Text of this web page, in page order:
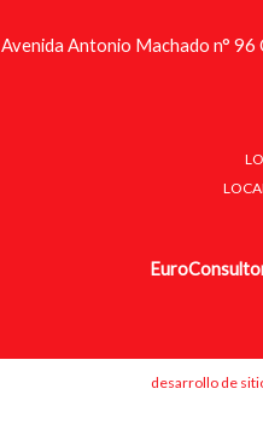
Avenida Antonio Machado n° 96
desarrollo de